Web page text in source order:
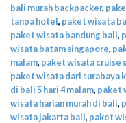
bali murah backpacker,
tanpa hotel, paket wisata
paket wisata bandung bali,
wisata batam singapore,
malam, paket wisata cruise
paket wisata dari surabaya
di bali 5 hari 4 malam, paket
wisata harian murah di bali,
wisata jakarta bali, paket